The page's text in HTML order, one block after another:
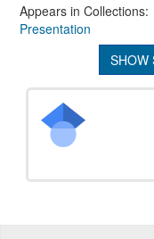
Appears in Collections:
Presentation
SHOW